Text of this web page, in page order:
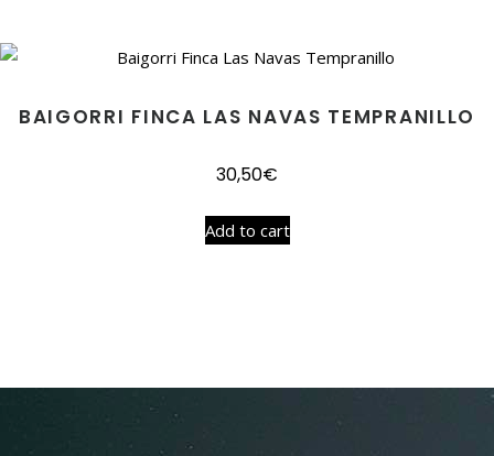
BAIGORRI FINCA LAS NAVAS TEMPRANILLO
30,50€
Add to cart